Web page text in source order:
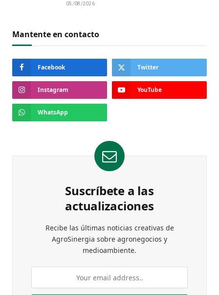
05/08/2026
Mantente en contacto
Facebook Twitter
Instagram YouTube
WhatsApp
Suscríbete a las
actualizaciones
Recibe las últimas noticias creativas de
AgroSinergia sobre agronegocios y
medioambiente.